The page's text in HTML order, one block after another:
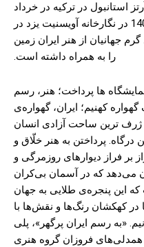
استانبول در ترکیه در خرداد
ماه و همچنین از تیر تا مهر سال 1404 در نگارخانه آویسنیت یزد در
جهانیان از هنر ایران زمین
را به همراه داشته است.
نمایشگاه ها پرداخت؛ هنر، رسم
کهنیم؛ ایران، گهواره‌ی
ترین ساحت آزادی انسان
پرداختن به هنر خلّاق و
بر فراز دیوارهای روزمرگی و
می‌دهد که در آسمان بی‌کران
این پنجره‌ی طلایی به جهان
در کهکشان رنگ‌ها و نقش‌ها با
«به رسم ایران پرگهر»، پلی
فروزان گروه هنری